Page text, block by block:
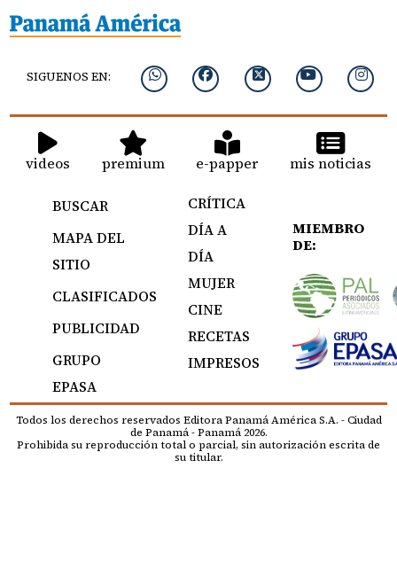
SIGUENOS EN:
videos premium e-papper mis noticias
BUSCAR
MAPA DEL
SITIO
CLASIFICADOS
PUBLICIDAD
GRUPO
EPASA
CRÍTICA
DÍA A
DÍA
MUJER
CINE
RECETAS
IMPRESOS
MIEMBRO
DE:
Todos los derechos reservados Editora Panamá América S.A. - Ciudad
de Panamá - Panamá 2026.
Prohibida su reproducción total o parcial, sin autorización escrita de
su titular.